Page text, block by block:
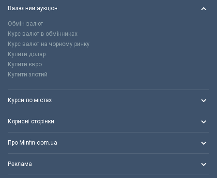
Валютний аукціон
Обмін валют
Курс валют в обмінниках
Курс валют на чорному ринку
Купити долар
Купити євро
Купити злотий
Курси по містах
Корисні сторінки
Про Minfin.com.ua
Реклама